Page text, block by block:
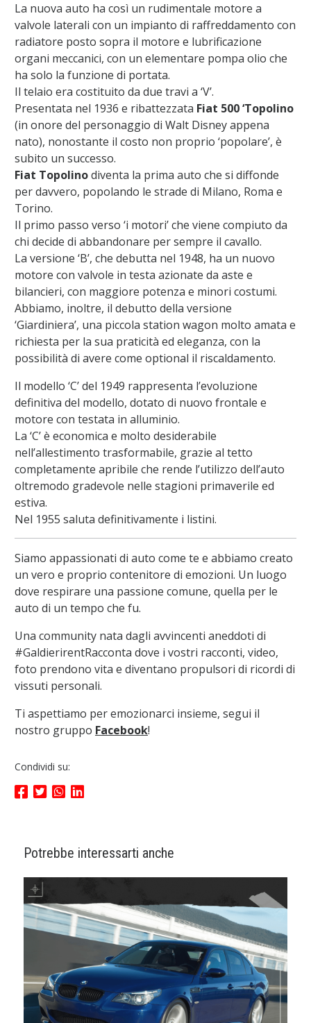
La nuova auto ha così un rudimentale motore a
valvole laterali con un impianto di raffreddamento con
radiatore posto sopra il motore e lubrificazione
organi meccanici, con un elementare pompa olio che
ha solo la funzione di portata.
Il telaio era costituito da due travi a ‘V’.
Presentata nel 1936 e ribattezzata Fiat 500 ‘Topolino
(in onore del personaggio di Walt Disney appena
nato), nonostante il costo non proprio ‘popolare’, è
subito un successo.
Fiat Topolinodiventa la prima auto che si diffonde
per davvero, popolando le strade di Milano, Roma e
Torino.
Il primo passo verso ‘i motori’ che viene compiuto da
chi decide di abbandonare per sempre il cavallo.
La versione ‘B’, che debutta nel 1948, ha un nuovo
motore con valvole in testa azionate da aste e
bilancieri, con maggiore potenza e minori costumi.
Abbiamo, inoltre, il debutto della versione
‘Giardiniera’, una piccola station wagon molto amata e
richiesta per la sua praticità ed eleganza, con la
possibilità di avere come optional il riscaldamento.
Il modello ‘C’ del 1949 rappresenta l’evoluzione
definitiva del modello, dotato di nuovo frontale e
motore con testata in alluminio.
La ‘C’ è economica e molto desiderabile
nell’allestimento trasformabile, grazie al tetto
completamente apribile che rende l’utilizzo dell’auto
oltremodo gradevole nelle stagioni primaverile ed
estiva.
Nel 1955 saluta definitivamente i listini.
Siamo appassionati di auto come te e abbiamo creato
un vero e proprio contenitore di emozioni. Un luogo
dove respirare una passione comune, quella per le
auto di un tempo che fu.
Una community nata dagli avvincenti aneddoti di
#GaldierirentRacconta dove i vostri racconti, video,
foto prendono vita e diventano propulsori di ricordi di
vissuti personali.
Ti aspettiamo per emozionarci insieme, segui il
nostro gruppo Facebook!
Condividi su:
Potrebbe interessarti anche